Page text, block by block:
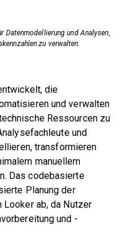
und Analysen,
zu verwalten.
die
und verwalten
Ressourcen zu
und
transformieren
manuellem
Das codebasierte
Planung der
ab, da Nutzer
und -